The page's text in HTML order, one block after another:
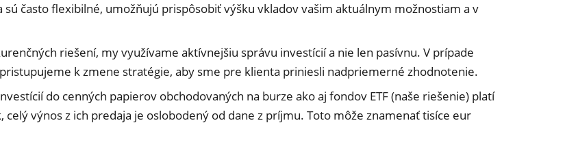
často flexibilné, umožňujú prispôsobiť výšku vkladov vašim aktuálnym možnostiam a v
riešení, my využívame aktívnejšiu správu investícií a nie len pasívnu. V prípade
k zmene stratégie, aby sme pre klienta priniesli nadpriemerné zhodnotenie.
do cenných papierov obchodovaných na burze ako aj fondov ETF (naše riešenie) platí
výnos z ich predaja je oslobodený od dane z príjmu. Toto môže znamenať tisíce eur